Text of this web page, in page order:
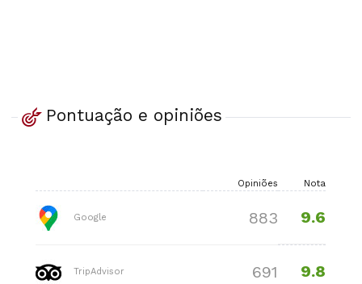
Pontuação e opiniões
Opiniões Nota
Google 883 9.6
TripAdvisor 691 9.8